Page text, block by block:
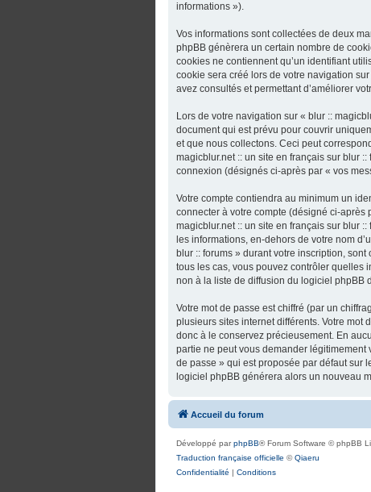
informations »).
Vos informations sont collectées de deux
phpBB génèrera un certain nombre de
cookies ne contiennent qu’un identifiant
cookie sera créé lors de votre navigation
avez consultés et permettant d’améliorer
Lors de votre navigation sur « blur ::
document qui est prévu pour couvrir
et que nous collectons. Ceci peut
magicblur.net :: un site en français sur blur
connexion (désignés ci-après par « vos
Votre compte contiendra au minimum un
connecter à votre compte (désigné ci-après
magicblur.net :: un site en français sur blur
les informations, en-dehors de votre nom
blur :: forums » durant votre inscription,
tous les cas, vous pouvez contrôler quelles
non à la liste de diffusion du logiciel phpBB
Votre mot de passe est chiffré (par un
plusieurs sites internet différents. Votre mot
donc à le conservez précieusement. En
partie ne peut vous demander légitimement
de passe » qui est proposée par défaut sur
logiciel phpBB générera alors un nouveau
Accueil du forum
Développé parphpBB® Forum Software © phpBB
Traduction française officielle ©Qiaeru
Confidentialité | Conditions